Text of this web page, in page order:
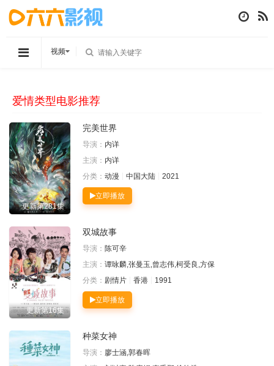
视频
爱情类型电影推荐
更新第281集
完美世界
导演： 内详
主演： 内详
分类： 动漫 中国大陆 2021
立即播放
更新第16集
双城故事
导演： 陈可辛
主演： 谭咏麟,张曼玉,曾志伟,柯受良,方保
分类： 剧情片 香港 1991
立即播放
种菜女神
导演： 廖士涵,郭春晖